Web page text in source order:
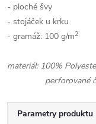
- ploché švy
- stojáček u krku
- gramáž: 100 g/m2
materiál: 100%
perforované části
Parametry produktu